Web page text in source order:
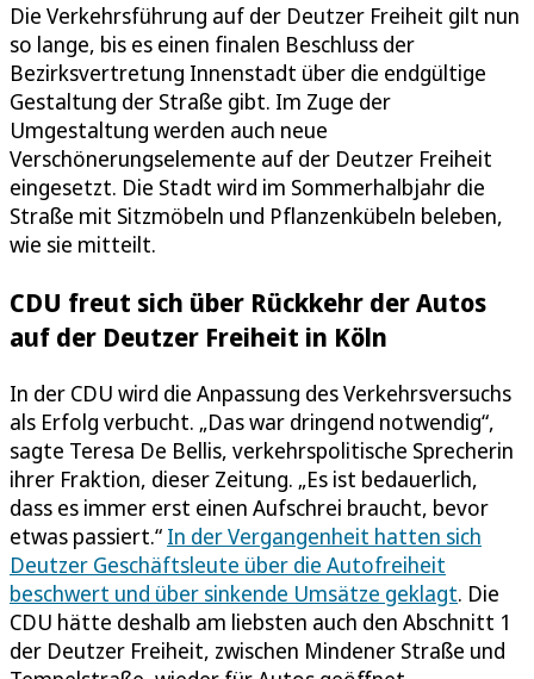
Die Verkehrsführung auf der Deutzer Freiheit gilt nun
so lange, bis es einen finalen Beschluss der
Bezirksvertretung Innenstadt über die endgültige
Gestaltung der Straße gibt. Im Zuge der
Umgestaltung werden auch neue
Verschönerungselemente auf der Deutzer Freiheit
eingesetzt. Die Stadt wird im Sommerhalbjahr die
Straße mit Sitzmöbeln und Pflanzenkübeln beleben,
wie sie mitteilt.
CDU freut sich über Rückkehr der Autos
auf der Deutzer Freiheit in Köln
In der CDU wird die Anpassung des Verkehrsversuchs
als Erfolg verbucht. „Das war dringend notwendig“,
sagte Teresa De Bellis, verkehrspolitische Sprecherin
ihrer Fraktion, dieser Zeitung. „Es ist bedauerlich,
dass es immer erst einen Aufschrei braucht, bevor
etwas passiert.“ In der Vergangenheit hatten sich
Deutzer Geschäftsleute über die Autofreiheit
beschwert und über sinkende Umsätze geklagt. Die
CDU hätte deshalb am liebsten auch den Abschnitt 1
der Deutzer Freiheit, zwischen Mindener Straße und